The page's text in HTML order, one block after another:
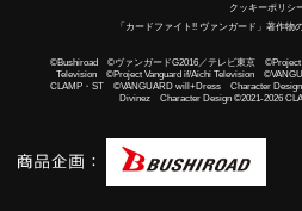
クッキーポリシ
「カードファイト!! ヴァンガード」著作物
©Bushiroad ©ヴァンガードG2016／テレビ東京 ©Project
Television ©Project Vanguard if/Aichi Television
CLAMP・ST ©VANGUARD will+Dress Character
Divinez Character Design ©2021-2026